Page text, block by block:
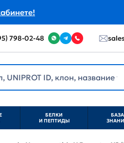
798-02-48
БЕЛКИ
И ПЕПТИДЫ
БАЗА